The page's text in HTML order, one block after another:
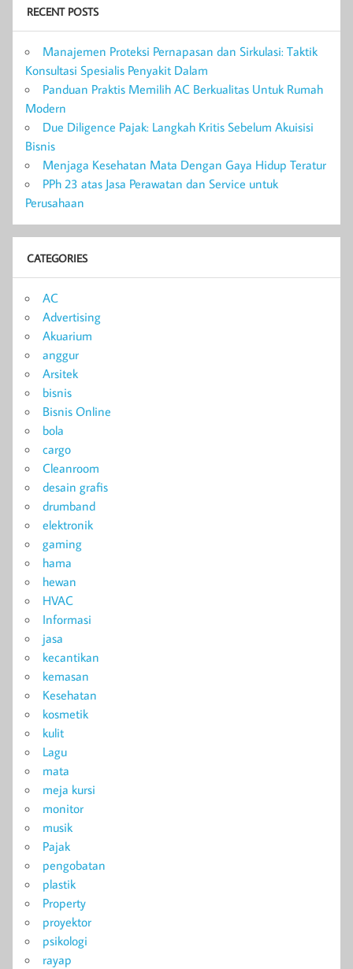
RECENT POSTS
Manajemen Proteksi Pernapasan dan Sirkulasi: Taktik
Konsultasi Spesialis Penyakit Dalam
Panduan Praktis Memilih AC Berkualitas Untuk Rumah
Modern
Due Diligence Pajak: Langkah Kritis Sebelum Akuisisi
Bisnis
Menjaga Kesehatan Mata Dengan Gaya Hidup Teratur
PPh 23 atas Jasa Perawatan dan Service untuk
Perusahaan
CATEGORIES
AC
Advertising
Akuarium
anggur
Arsitek
bisnis
Bisnis Online
bola
cargo
Cleanroom
desain grafis
drumband
elektronik
gaming
hama
hewan
HVAC
Informasi
jasa
kecantikan
kemasan
Kesehatan
kosmetik
kulit
Lagu
mata
meja kursi
monitor
musik
Pajak
pengobatan
plastik
Property
proyektor
psikologi
rayap